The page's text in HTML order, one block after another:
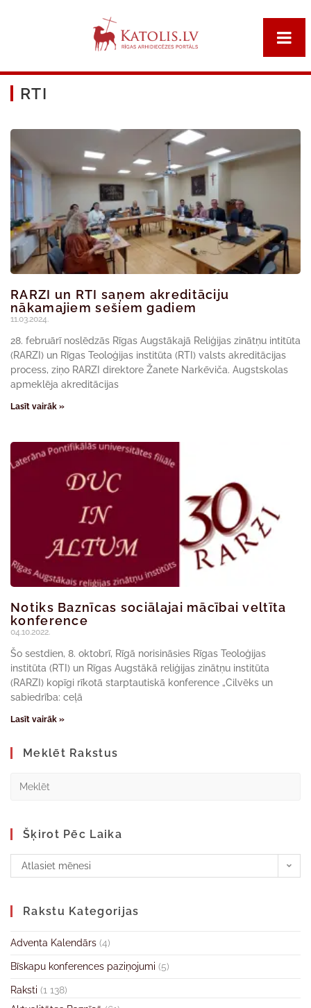
RTI
RARZI un RTI saņem akreditāciju
nākamajiem sešiem gadiem
11.03.2024.
28. februārī noslēdzās Rīgas Augstākajā Reliģijas zinātņu intitūta
(RARZI) un Rīgas Teoloģijas institūta (RTI) valsts akreditācijas
process, ziņo RARZI direktore Žanete Narkēviča. Augstskolas
apmeklēja akreditācijas
Lasīt vairāk »
Notiks Baznīcas sociālajai mācībai veltīta
konference
04.10.2022.
Šo sestdien, 8. oktobrī, Rīgā norisināsies Rīgas Teoloģijas
institūta (RTI) un Rīgas Augstākā reliģijas zinātņu institūta
(RARZI) kopīgi rīkotā starptautiskā konference „Cilvēks un
sabiedrība: ceļā
Lasīt vairāk »
Meklēt Rakstus
Šķirot Pēc Laika
Atlasiet mēnesi
Rakstu Kategorijas
Adventa Kalendārs (4)
Bīskapu konferences paziņojumi (5)
Raksti (1 138)